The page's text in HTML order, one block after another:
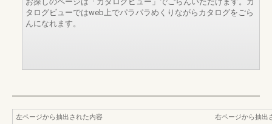
タログビューではweb上でパラパラめくりながらカタログをごら
んになれます。
左ページから抽出された内容
右ページから抽出